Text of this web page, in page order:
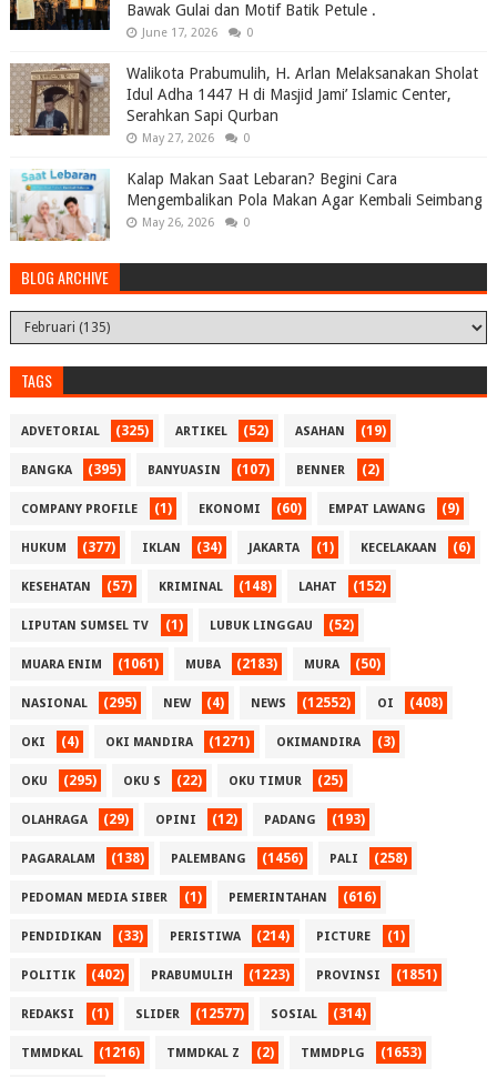
Bawak Gulai dan Motif Batik Petule .
June 17, 2026 0
Walikota Prabumulih, H. Arlan Melaksanakan Sholat
Idul Adha 1447 H di Masjid Jami’ Islamic Center,
Serahkan Sapi Qurban
May 27, 2026 0
Kalap Makan Saat Lebaran? Begini Cara
Mengembalikan Pola Makan Agar Kembali Seimbang
May 26, 2026 0
BLOG ARCHIVE
TAGS
ADVETORIAL (325) ARTIKEL (52) ASAHAN (19)
BANGKA (395) BANYUASIN (107) BENNER (2)
COMPANY PROFILE (1) EKONOMI (60) EMPAT LAWANG (9)
HUKUM (377) IKLAN (34) JAKARTA (1) KECELAKAAN (6)
KESEHATAN (57) KRIMINAL (148) LAHAT (152)
LIPUTAN SUMSEL TV (1) LUBUK LINGGAU (52)
MUARA ENIM (1061) MUBA (2183) MURA (50)
NASIONAL (295) NEW (4) NEWS (12552) OI (408)
OKI (4) OKI MANDIRA (1271) OKIMANDIRA (3)
OKU (295) OKU S (22) OKU TIMUR (25)
OLAHRAGA (29) OPINI (12) PADANG (193)
PAGARALAM (138) PALEMBANG (1456) PALI (258)
PEDOMAN MEDIA SIBER (1) PEMERINTAHAN (616)
PENDIDIKAN (33) PERISTIWA (214) PICTURE (1)
POLITIK (402) PRABUMULIH (1223) PROVINSI (1851)
REDAKSI (1) SLIDER (12577) SOSIAL (314)
TMMDKAL (1216) TMMDKAL Z (2) TMMDPLG (1653)